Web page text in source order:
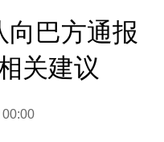
向巴方通报
关建议